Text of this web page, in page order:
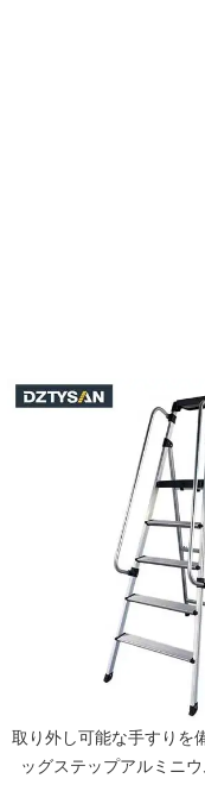
取り外し可能な手すりを
ッグステップアルミニ